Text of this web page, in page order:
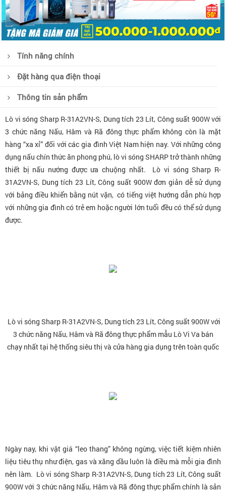
Tính năng chính
Đặt hàng qua điện thoại
Thông tin sản phẩm
Lò vi sóng Sharp R-31A2VN-S, Dung tích 23 Lít, Công suất 900W với
3 chức năng Nấu, Hâm và Rã đông thực phẩm không còn là mặt
hàng “xa xỉ” đối với các gia đình Việt Nam hiện nay. Với những công
dụng nấu chín thức ăn phong phú, lò vi sóng SHARP trở thành những
thiết bị nấu nướng được ưa chuộng nhất. Lò vi sóng Sharp R-
31A2VN-S, Dung tích 23 Lít, Công suất 900W đơn giản dễ sử dụng
với bảng điều khiển bằng nút vặn, có tiếng việt hướng dẫn phù hợp
với những gia đình có trẻ em hoặc người lớn tuổi đều có thể sử dụng
được.
Lò vi sóng Sharp R-31A2VN-S, Dung tích 23 Lít, Công suất 900Wvới
3 chức năng Nấu, Hâm và Rã đông thực phẩm mẫu Lò Vi Va bán
chạy nhất tại hệ thống siêu thị và cửa hàng gia dụng trên toàn quốc
Ngày nay, khi vật giá “leo thang” không ngừng, việc tiết kiệm nhiên
liệu tiêu thụ như điện, gas và xăng dầu luôn là điều mà mỗi gia đình
nên làm. Lò vi sóng Sharp R-31A2VN-S, Dung tích 23 Lít, Công suất
900W với 3 chức năng Nấu, Hâm và Rã đông thực phẩm chính là sản